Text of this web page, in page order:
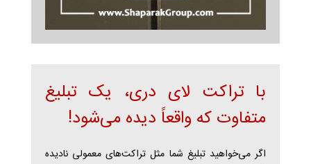
با تراکت لای دری، یک تبلیغ
متفاوت که واقعاً دیده می‌شود!
اگر می‌خواهید تبلیغ شما مثل تراکت‌های معمولی نادیده